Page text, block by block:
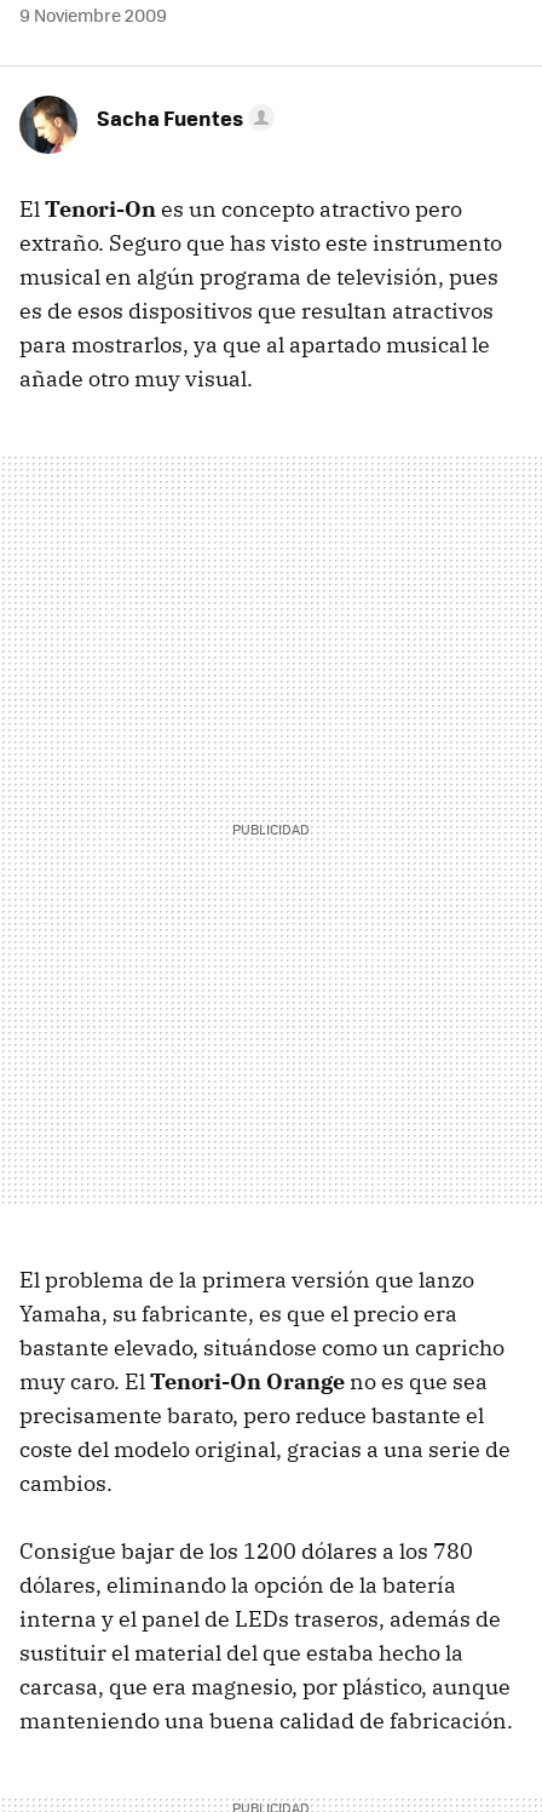
9 Noviembre 2009
Sacha Fuentes
ElTenori-Ones un concepto atractivo pero
extraño. Seguro que has visto este instrumento
musical en algún programa de televisión, pues
es de esos dispositivos que resultan atractivos
para mostrarlos, ya que al apartado musical le
añade otro muy visual.
El problema de la primera versión que lanzo
Yamaha, su fabricante, es que el precio era
bastante elevado, situándose como un capricho
muy caro. ElTenori-On Orange no es que sea
precisamente barato, pero reduce bastante el
coste del modelo original, gracias a una serie de
cambios.
Consigue bajar de los 1200 dólares a los 780
dólares, eliminando la opción de la batería
interna y el panel de LEDs traseros, además de
sustituir el material del que estaba hecho la
carcasa, que era magnesio, por plástico, aunque
manteniendo una buena calidad de fabricación.